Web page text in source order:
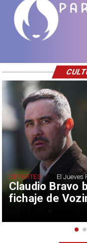
Claudio Bravo
fichaje de
DEPORTES El Jueves